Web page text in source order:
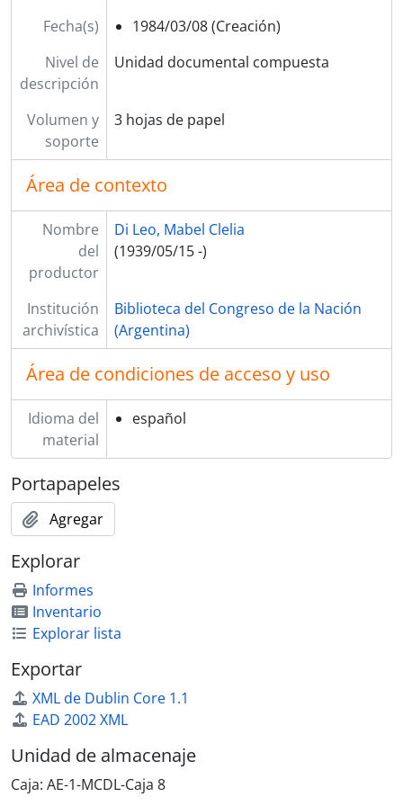
ScAI - Actividad Institucional
ScP - Personal
PV - Colección Fotográfica Pablo Vicente (parte)
FP - Fondo Felisa Pinto
CPCN - Colección Palacio del Congreso de la Nación
RRG - Fondo Rodolfo Rodriguez Gichou
Fecha(s)
1984/03/08 (Creación)
Nivel de
descripción
Unidad documental compuesta
Volumen y
soporte
3 hojas de papel
Área de contexto
Nombre
del
productor
Di Leo, Mabel Clelia
(1939/05/15 -)
Institución
archivística
Biblioteca del Congreso de la Nación
(Argentina)
Área de condiciones de acceso y uso
Idioma del
material
español
Portapapeles
Agregar
Explorar
Informes
Inventario
Explorar lista
Exportar
XML de Dublin Core 1.1
EAD 2002 XML
Unidad de almacenaje
Caja: AE-1-MCDL-Caja 8